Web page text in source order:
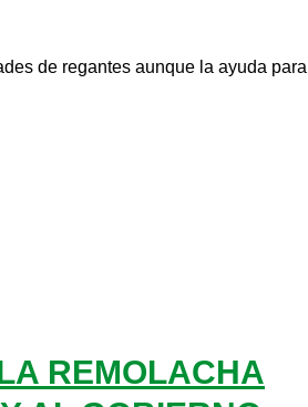
de regantes aunque la ayuda para
REMOLACHA